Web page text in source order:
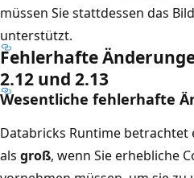
müssen Sie stattdessen das
unterstützt.
Fehlerhafte
2.12 und 2.13
Wesentliche fehlerhafte
Databricks Runtime
als groß, wenn Sie erhebliche